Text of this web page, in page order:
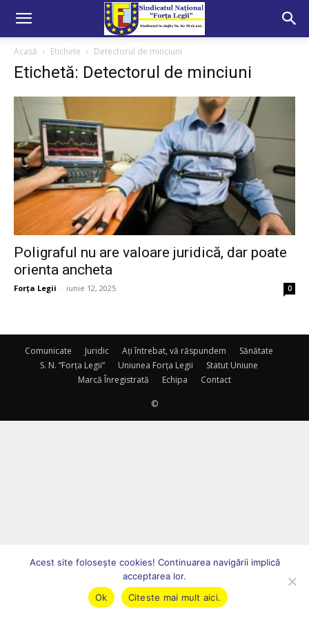
Acasă Etichete Detectorul de minciuni
Etichetă: Detectorul de minciuni
Poligraful nu are valoare juridică, dar poate
orienta ancheta
Forța Legii - iunie 12, 2025 0
Comunicate Juridic Ați întrebat, vă răspundem
Sănătate
S. N. ”Forța Legii”
Uniunea Forța Legii
Statut Uniune
Marcă Înregistrată
Echipa Contact
©
Acest site foloseşte cookies! Continuarea navigării implică
acceptarea lor.
Ok
Citeste mai mult aici.